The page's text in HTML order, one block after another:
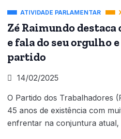
ATIVIDADE PARLAMENTAR
Zé Raimundo destaca
e fala do seu orgulho
partido
14/02/2025
O Partido dos Trabalhadores
45 anos de existência com
enfrentar na conjuntura atual,